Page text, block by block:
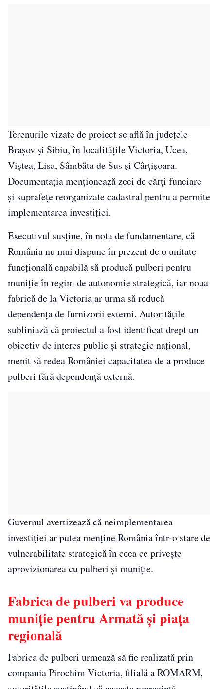
Terenurile vizate de proiect se află în județele
Brașov și Sibiu, în localitățile Victoria, Ucea,
Viștea, Lisa, Sâmbăta de Sus și Cârțișoara.
Documentația menționează zeci de cărți funciare
și suprafețe reorganizate cadastral pentru a permite
implementarea investiției.
Executivul susține, în nota de fundamentare, că
România nu mai dispune în prezent de o unitate
funcțională capabilă să producă pulberi pentru
muniție în regim de autonomie strategică, iar noua
fabrică de la Victoria ar urma să reducă
dependența de furnizorii externi. Autoritățile
subliniază că proiectul a fost identificat drept un
obiectiv de interes public și strategic național,
menit să redea României capacitatea de a produce
pulberi fără dependență externă.
Guvernul avertizează că neimplementarea
investiției ar putea menține România într-o stare de
vulnerabilitate strategică în ceea ce privește
aprovizionarea cu pulberi și muniție.
Fabrica de pulberi va produce
muniție pentru Armată și piața
regională
Fabrica de pulberi urmează să fie realizată prin
compania Pirochim Victoria, filială a ROMARM,